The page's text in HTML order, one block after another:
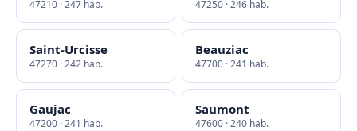
47210 · 247 hab. 47250 · 246 hab.
Saint-Urcisse
47270 · 242 hab.
Beauziac
47700 · 241 hab.
Gaujac
47200 · 241 hab.
Saumont
47600 · 240 hab.